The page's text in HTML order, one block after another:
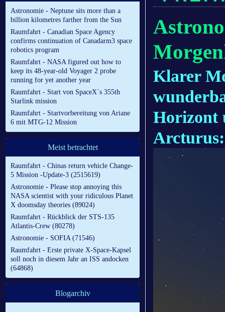
Astronomie - Neptune sits more than a
billion kilometres farther from the Sun
Raumfahrt - Canadian Space Agency
confirms continuation of Canadarm3 space
robotics program
Raumfahrt - NASA figured out how to
keep its 48-year-old Voyager 2 probe
running for yet another year
Raumfahrt - Start von SpaceX´s 355th
Starlink mission
Raumfahrt - Startvorbereitung von Ariane
6 mit MTG-12 Mission
Meist betrachtet
Raumfahrt - Chinas return vehicle Change-
5 Mission -Update-3 (2515619)
Astronomie - Please stop annoying this
NASA scientist with your ridiculous Planet
X doomsday theories (89024)
Raumfahrt - Rückblick der STS-135
Atlantis-Crew (80278)
Astronomie - SOFIA (71546)
Raumfahrt - Erste private X-Space-Kapsel
soll noch in diesem Jahr an ISS andocken
(64868)
Blogarchiv
Klarer
Horizont
Arcturus: